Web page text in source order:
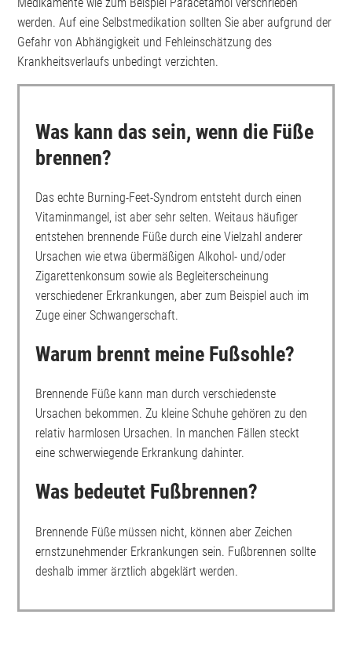
werden. Auf eine Selbstmedikation sollten Sie aber aufgrund der
Gefahr von Abhängigkeit und Fehleinschätzung des
Krankheitsverlaufs unbedingt verzichten.
Was kann das sein, wenn die Füße
brennen?
Das echte Burning-Feet-Syndrom entsteht durch einen
Vitaminmangel, ist aber sehr selten. Weitaus häufiger
entstehen brennende Füße durch eine Vielzahl anderer
Ursachen wie etwa übermäßigen Alkohol- und/oder
Zigarettenkonsum sowie als Begleiterscheinung
verschiedener Erkrankungen, aber zum Beispiel auch im
Zuge einer Schwangerschaft.
Warum brennt meine Fußsohle?
Brennende Füße kann man durch verschiedenste
Ursachen bekommen. Zu kleine Schuhe gehören zu den
relativ harmlosen Ursachen. In manchen Fällen steckt
eine schwerwiegende Erkrankung dahinter.
Was bedeutet Fußbrennen?
Brennende Füße müssen nicht, können aber Zeichen
ernstzunehmender Erkrankungen sein. Fußbrennen sollte
deshalb immer ärztlich abgeklärt werden.